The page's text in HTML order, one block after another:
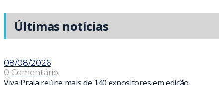
Últimas notícias
08/08/2026
0 Comentário
Viva Praia reúne mais de 140 expositores em edição